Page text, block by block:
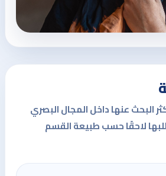
البحث عنها داخل المجال البصري
لاحقًا حسب طبيعة القسم